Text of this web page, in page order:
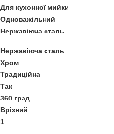
Для кухонної мийки
Одноважільний
Нержавіюча сталь
Нержавіюча сталь
Хром
Традиційна
Так
360 град.
Врізний
1